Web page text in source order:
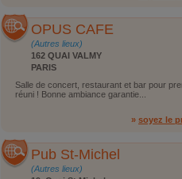
OPUS CAFE
(Autres lieux)
162 QUAI VALMY
PARIS
Salle de concert, restaurant et bar pour
réuni ! Bonne ambiance garantie...
» soyez le
Pub St-Michel
(Autres lieux)